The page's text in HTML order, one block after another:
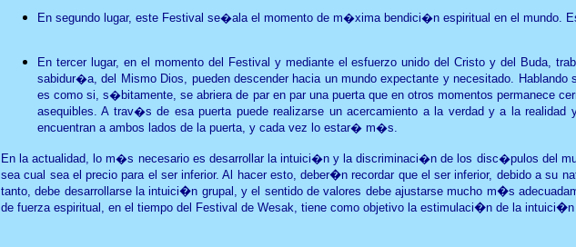
En segundo lugar, este Festival se�ala el momento de m�xima bendici�n espiritual en el
En tercer lugar, en el momento del Festival y mediante el esfuerzo unido del Cristo y del Buda,
sabidur�a, del Mismo Dios, pueden descender hacia un mundo expectante y necesitado.
es como si, s�bitamente, se abriera de par en par una puerta que en otros momentos
asequibles. A trav�s de esa puerta puede realizarse un acercamiento a la verdad y a la
encuentran a ambos lados de la puerta, y cada vez lo estar� m�s.
En la actualidad, lo m�s necesario es desarrollar la intuici�n y la discriminaci�n de los disc�pulos del
sea cual sea el precio para el ser inferior. Al hacer esto, deber�n recordar que el ser inferior, debido a
tanto, debe desarrollarse la intuici�n grupal, y el sentido de valores debe ajustarse mucho m�s
de fuerza espiritual, en el tiempo del Festival de Wesak, tiene como objetivo la estimulaci�n de la